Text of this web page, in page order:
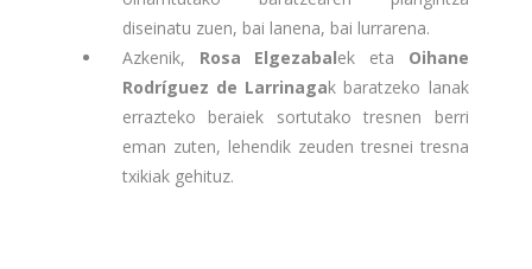
diseinatu zuen, bai lanena, bai lurrarena.
Azkenik, Rosa Elgezabalek eta Oihane
Rodríguez de Larrinagak baratzeko lanak
errazteko beraiek sortutako tresnen berri
eman zuten, lehendik zeuden tresnei tresna
txikiak gehituz.